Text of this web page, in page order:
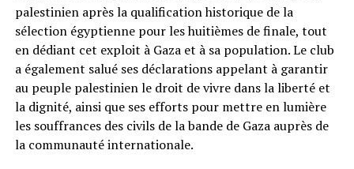
palestinien après la qualification historique de la
sélection égyptienne pour les huitièmes de finale, tout
en dédiant cet exploit à Gaza et à sa population. Le club
a également salué ses déclarations appelant à garantir
au peuple palestinien le droit de vivre dans la liberté et
la dignité, ainsi que ses efforts pour mettre en lumière
les souffrances des civils de la bande de Gaza auprès de
la communauté internationale.